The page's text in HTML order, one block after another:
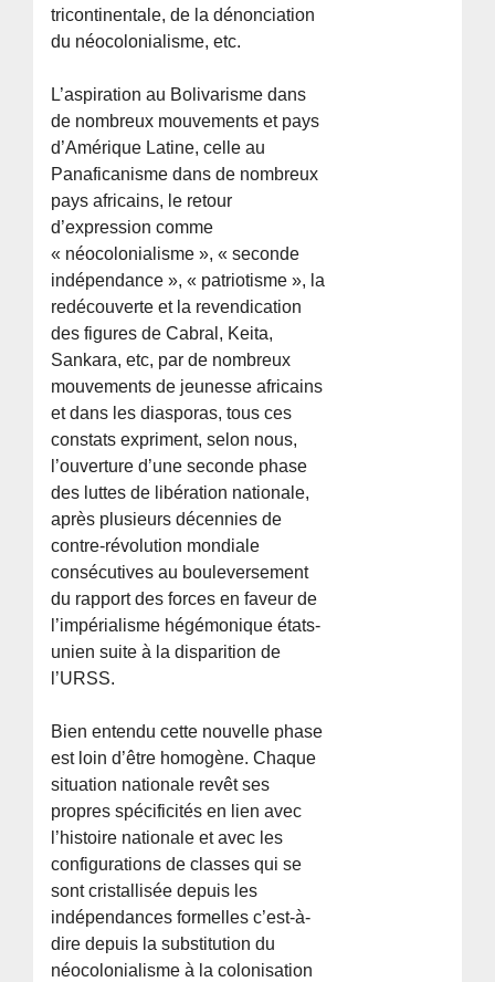
tricontinentale, de la dénonciation
du néocolonialisme, etc.
L’aspiration au Bolivarisme dans
de nombreux mouvements et pays
d’Amérique Latine, celle au
Panaficanisme dans de nombreux
pays africains, le retour
d’expression comme
« néocolonialisme », « seconde
indépendance », « patriotisme », la
redécouverte et la revendication
des figures de Cabral, Keita,
Sankara, etc, par de nombreux
mouvements de jeunesse africains
et dans les diasporas, tous ces
constats expriment, selon nous,
l’ouverture d’une seconde phase
des luttes de libération nationale,
après plusieurs décennies de
contre-révolution mondiale
consécutives au bouleversement
du rapport des forces en faveur de
l’impérialisme hégémonique états-
unien suite à la disparition de
l’URSS.
Bien entendu cette nouvelle phase
est loin d’être homogène. Chaque
situation nationale revêt ses
propres spécificités en lien avec
l’histoire nationale et avec les
configurations de classes qui se
sont cristallisée depuis les
indépendances formelles c’est-à-
dire depuis la substitution du
néocolonialisme à la colonisation